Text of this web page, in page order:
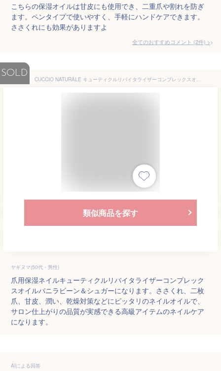
こちらの保湿オイルは甘皮にも使用でき、二重爪や割れを防ぎ
ます。ペンタイプで使いやすく、手軽にハンドケアできます。
ささくれにも効果がありますよ
全てのおすすめコメント (2件) >
SOLD
CUCCIO NATURALE キューティクルリバイタライザーコンプレックスオイル バニラビーン＆シュガー 15ml 爪育 ささくれ 二枚爪 甘皮 ネイルケア ネイルオイル うるおい 乾燥 柔らかい 指先 ネイルサロン クシオ
類似商品を探す
ヤギヌマ(50代・男性)
爪用保湿ネイルキューティクルリバイタライザーコンプレック
スオイルバニラビーン＆シュガーになります。ささくれ、二枚
爪、甘皮、潤い、乾燥対策などにピッタリのネイルオイルで、
サロン仕上がりの品質が実感できる高級アイテムのネイルケア
になります。
AIによる回答